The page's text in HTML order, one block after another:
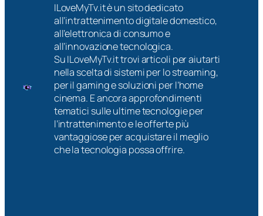
ILoveMyTv.it è un sito dedicato
all’intrattenimento digitale domestico,
all’elettronica di consumo e
all’innovazione tecnologica.
Su ILoveMyTv.it trovi articoli per aiutarti
nella scelta di sistemi per lo streaming,
per il gaming e soluzioni per l’home
cinema. E ancora approfondimenti
tematici sulle ultime tecnologie per
l’intrattenimento e le offerte più
vantaggiose per acquistare il meglio
che la tecnologia possa offrire.